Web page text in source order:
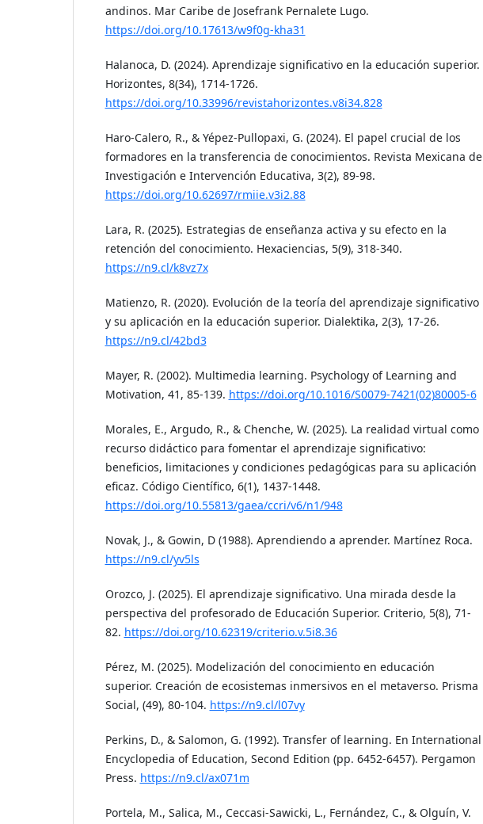
andinos. Mar Caribe de Josefrank Pernalete Lugo.
https://doi.org/10.17613/w9f0g-kha31
Halanoca, D. (2024). Aprendizaje significativo en la educación superior.
Horizontes, 8(34), 1714-1726.
https://doi.org/10.33996/revistahorizontes.v8i34.828
Haro-Calero, R., & Yépez-Pullopaxi, G. (2024). El papel crucial de los
formadores en la transferencia de conocimientos. Revista Mexicana de
Investigación e Intervención Educativa, 3(2), 89-98.
https://doi.org/10.62697/rmiie.v3i2.88
Lara, R. (2025). Estrategias de enseñanza activa y su efecto en la
retención del conocimiento. Hexaciencias, 5(9), 318-340.
https://n9.cl/k8vz7x
Matienzo, R. (2020). Evolución de la teoría del aprendizaje significativo
y su aplicación en la educación superior. Dialektika, 2(3), 17-26.
https://n9.cl/42bd3
Mayer, R. (2002). Multimedia learning. Psychology of Learning and
Motivation, 41, 85-139. https://doi.org/10.1016/S0079-7421(02)80005-6
Morales, E., Argudo, R., & Chenche, W. (2025). La realidad virtual como
recurso didáctico para fomentar el aprendizaje significativo:
beneficios, limitaciones y condiciones pedagógicas para su aplicación
eficaz. Código Científico, 6(1), 1437-1448.
https://doi.org/10.55813/gaea/ccri/v6/n1/948
Novak, J., & Gowin, D (1988). Aprendiendo a aprender. Martínez Roca.
https://n9.cl/yv5ls
Orozco, J. (2025). El aprendizaje significativo. Una mirada desde la
perspectiva del profesorado de Educación Superior. Criterio, 5(8), 71-
82. https://doi.org/10.62319/criterio.v.5i8.36
Pérez, M. (2025). Modelización del conocimiento en educación
superior. Creación de ecosistemas inmersivos en el metaverso. Prisma
Social, (49), 80-104. https://n9.cl/l07vy
Perkins, D., & Salomon, G. (1992). Transfer of learning. En International
Encyclopedia of Education, Second Edition (pp. 6452-6457). Pergamon
Press. https://n9.cl/ax071m
Portela, M., Salica, M., Ceccasi-Sawicki, L., Fernández, C., & Olguín, V.